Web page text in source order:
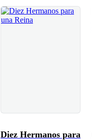
Diez Hermanos para